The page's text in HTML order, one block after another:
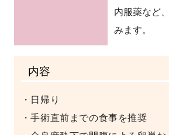
内服薬など
みます。
内容
・日帰り
・手術直前までの食事を推奨